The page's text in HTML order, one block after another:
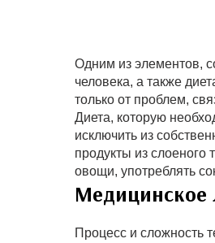
Одним из элементов,
человека, а также
только от проблем,
Диета, которую
исключить из
продукты из слоеного
овощи, употреблять
Медицинское
Процесс и сложность